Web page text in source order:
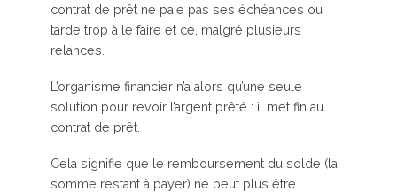
contrat de prêt ne paie pas ses échéances ou
tarde trop à le faire et ce, malgré plusieurs
relances.
L’organisme financier n’a alors qu’une seule
solution pour revoir l’argent prêté : il met fin au
contrat de prêt.
Cela signifie que le remboursement du solde (la
somme restant à payer) ne peut plus être